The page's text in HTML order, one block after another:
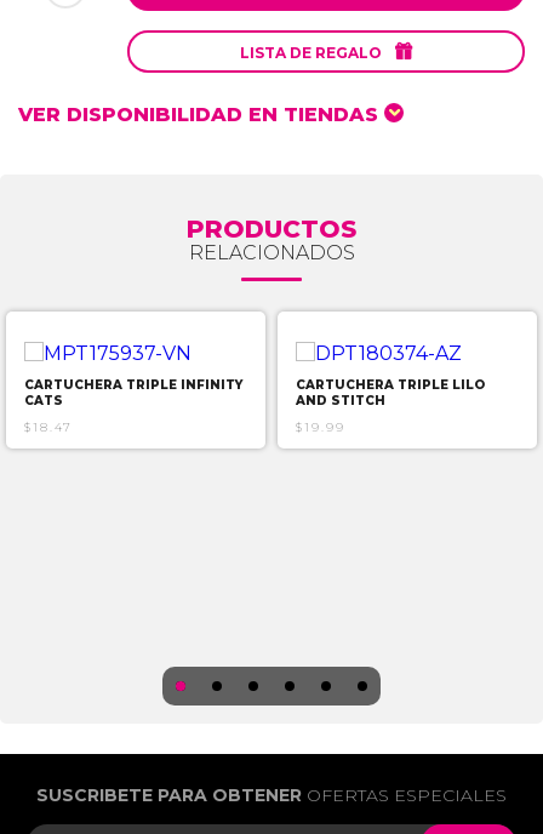
LISTA DE REGALO 
VER DISPONIBILIDAD EN TIENDAS
PRODUCTOS
RELACIONADOS
CARTUCHERA TRIPLE INFINITY
CATS
$18.47
CARTUCHERA TRIPLE LILO
AND STITCH
$19.99
SUSCRIBETE PARA OBTENER OFERTAS ESPECIALES